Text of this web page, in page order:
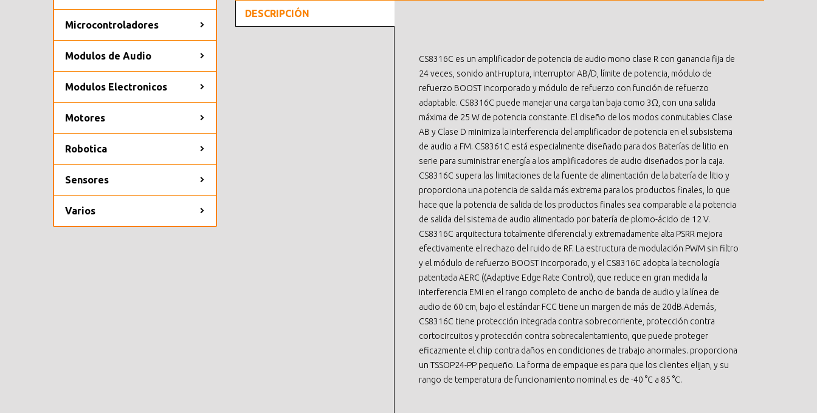
Microcontroladores
Modulos de Audio
Modulos Electronicos
Motores
Robotica
Sensores
Varios
DESCRIPCIÓN
CS8316C es un amplificador de potencia de audio mono clase R con ganancia fija de
24 veces, sonido anti-ruptura, interruptor AB/D, límite de potencia, módulo de
refuerzo BOOST incorporado y módulo de refuerzo con función de refuerzo
adaptable. CS8316C puede manejar una carga tan baja como 3Ω, con una salida
máxima de 25 W de potencia constante. El diseño de los modos conmutables Clase
AB y Clase D minimiza la interferencia del amplificador de potencia en el subsistema
de audio a FM. CS8361C está especialmente diseñado para dos Baterías de litio en
serie para suministrar energía a los amplificadores de audio diseñados por la caja.
CS8316C supera las limitaciones de la fuente de alimentación de la batería de litio y
proporciona una potencia de salida más extrema para los productos finales, lo que
hace que la potencia de salida de los productos finales sea comparable a la potencia
de salida del sistema de audio alimentado por batería de plomo-ácido de 12 V.
CS8316C arquitectura totalmente diferencial y extremadamente alta PSRR mejora
efectivamente el rechazo del ruido de RF. La estructura de modulación PWM sin filtro
y el módulo de refuerzo BOOST incorporado, y el CS8316C adopta la tecnología
patentada AERC ((Adaptive Edge Rate Control), que reduce en gran medida la
interferencia EMI en el rango completo de ancho de banda de audio y la línea de
audio de 60 cm, bajo el estándar FCC tiene un margen de más de 20dB.Además,
CS8316C tiene protección integrada contra sobrecorriente, protección contra
cortocircuitos y protección contra sobrecalentamiento, que puede proteger
eficazmente el chip contra daños en condiciones de trabajo anormales. proporciona
un TSSOP24-PP pequeño. La forma de empaque es para que los clientes elijan, y su
rango de temperatura de funcionamiento nominal es de -40 °C a 85 °C.